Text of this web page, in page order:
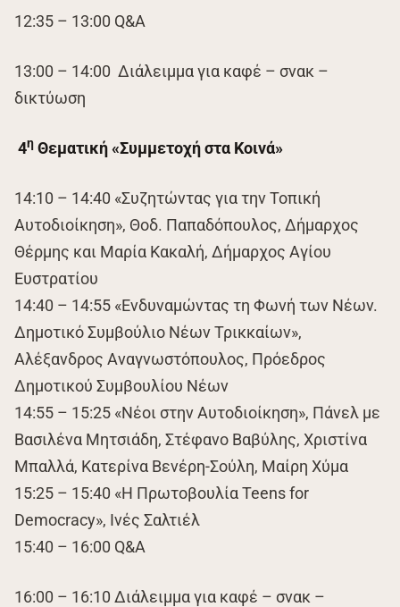
12:35 – 13:00 Q&A
13:00 – 14:00 Διάλειμμα για καφέ – σνακ –
δικτύωση
4η Θεματική «Συμμετοχή στα Κοινά»
14:10 – 14:40 «Συζητώντας για την Τοπική
Αυτοδιοίκηση», Θοδ. Παπαδόπουλος, Δήμαρχος
Θέρμης και Μαρία Κακαλή, Δήμαρχος Αγίου
Ευστρατίου
14:40 – 14:55 «Ενδυναμώντας τη Φωνή των Νέων.
Δημοτικό Συμβούλιο Νέων Τρικκαίων»,
Αλέξανδρος Αναγνωστόπουλος, Πρόεδρος
Δημοτικού Συμβουλίου Νέων
14:55 – 15:25 «Νέοι στην Αυτοδιοίκηση», Πάνελ με
Βασιλένα Μητσιάδη, Στέφανο Βαβύλης, Χριστίνα
Μπαλλά, Κατερίνα Βενέρη-Σούλη, Μαίρη Χύμα
15:25 – 15:40 «Η Πρωτοβουλία Teens for
Democracy», Ινές Σαλτιέλ
15:40 – 16:00 Q&A
16:00 – 16:10 Διάλειμμα για καφέ – σνακ –